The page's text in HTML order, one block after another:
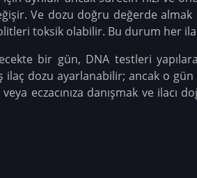
Ve dozu doğru değerde
toksik olabilir. Bu durum her
bir gün, DNA testleri
dozu ayarlanabilir; ancak o gün
eczacınıza danışmak ve ilacı